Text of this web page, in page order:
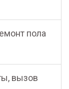
пола
вызов